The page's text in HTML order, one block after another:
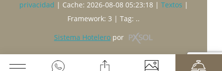
privacidad | Cache: 2026-08-08 05:23:18 | Textos |
Framework: 3 | Tag: ..
Sistema Hotelero por